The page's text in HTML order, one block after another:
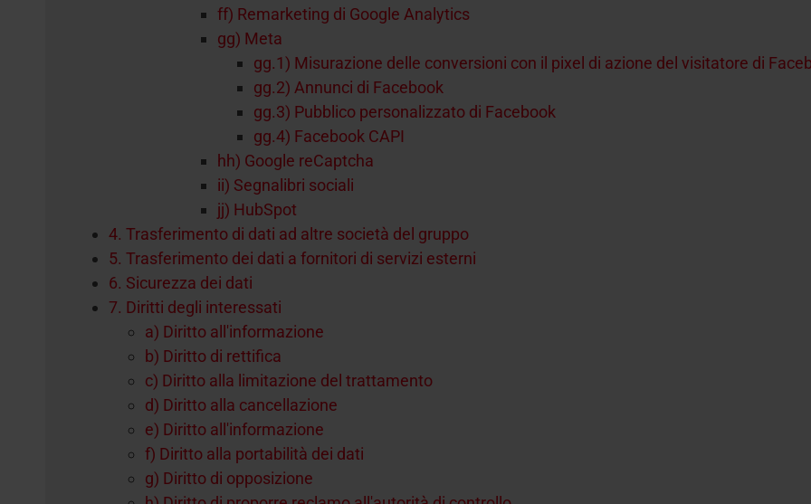
ff) Remarketing di Google Analytics
gg) Meta
gg.1) Misurazione delle conversioni con il pixel di azione del visitatore di
gg.2) Annunci di Facebook
gg.3) Pubblico personalizzato di Facebook
gg.4) Facebook CAPI
hh) Google reCaptcha
ii) Segnalibri sociali
jj) HubSpot
4. Trasferimento di dati ad altre società del gruppo
5. Trasferimento dei dati a fornitori di servizi esterni
6. Sicurezza dei dati
7. Diritti degli interessati
a) Diritto all'informazione
b) Diritto di rettifica
c) Diritto alla limitazione del trattamento
d) Diritto alla cancellazione
e) Diritto all'informazione
f) Diritto alla portabilità dei dati
g) Diritto di opposizione